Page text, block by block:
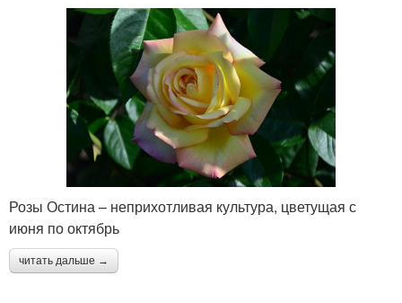
Розы Остина – неприхотливая культура, цветущая с
июня по октябрь
читать дальше →